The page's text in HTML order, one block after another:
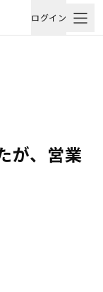
ログイン
が、営業